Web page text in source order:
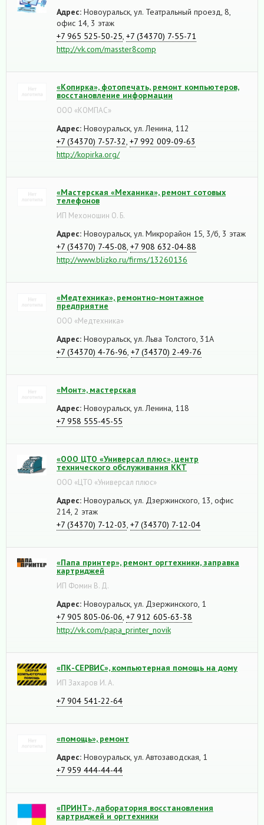
Адрес: Новоуральск, ул. Театральный проезд, 8,
офис 14, 3 этаж
+7 965 525-50-25 +7 (34370) 7-55-71
http://vk.com/masster8comp
«Копирка», фотопечать, ремонт компьютеров,
восстановление информации
ООО «КОМПАС»
Адрес: Новоуральск, ул. Ленина, 112
+7 (34370) 7-57-32 +7 992 009-09-63
http://kopirka.org/
«Мастерская «Механика», ремонт сотовых
телефонов
ИП Мехоношин О. Б.
Адрес: Новоуральск, ул. Микрорайон 15, 3/б, 3 этаж
+7 (34370) 7-45-08 +7 908 632-04-88
http://www.blizko.ru/firms/13260136
«Медтехника», ремонтно-монтажное
предприятие
ООО «Медтехника»
Адрес: Новоуральск, ул. Льва Толстого, 31А
+7 (34370) 4-76-96 +7 (34370) 2-49-76
«Монт», мастерская
Адрес: Новоуральск, ул. Ленина, 118
+7 958 555-45-55
«ООО ЦТО «Универсал плюс», центр
технического обслуживания ККТ
ООО «ЦТО «Универсал плюс»
Адрес: Новоуральск, ул. Дзержинского, 13, офис
214, 2 этаж
+7 (34370) 7-12-03 +7 (34370) 7-12-04
«Папа принтер», ремонт оргтехники, заправка
картриджей
ИП Фомин В. Д.
Адрес: Новоуральск, ул. Дзержинского, 1
+7 905 805-06-06 +7 912 605-63-38
http://vk.com/papa_printer_novik
«ПК-СЕРВИС», компьютерная помощь на дому
ИП Захаров И. А.
+7 904 541-22-64
«помощь», ремонт
Адрес: Новоуральск, ул. Автозаводская, 1
+7 959 444-44-44
«ПРИНТ», лаборатория восстановления
картриджей и оргтехники